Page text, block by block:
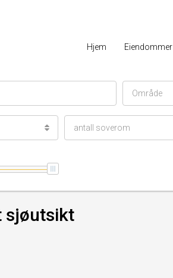
Hjem Eiendommer
Område
antall soverom
sjøutsikt